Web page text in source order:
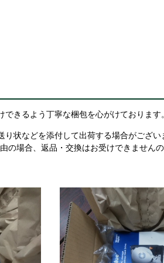
きるよう丁寧な梱包を心がけております。
状などを添付して出荷する場合がござい
の場合、返品・交換はお受けできません